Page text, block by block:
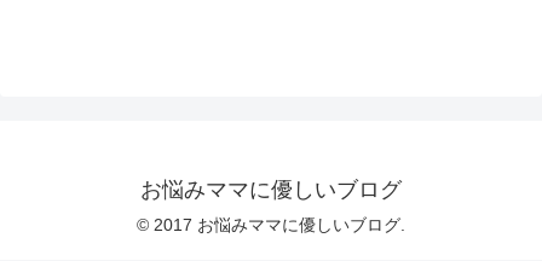
お悩みママに優しいブログ
© 2017 お悩みママに優しいブログ.